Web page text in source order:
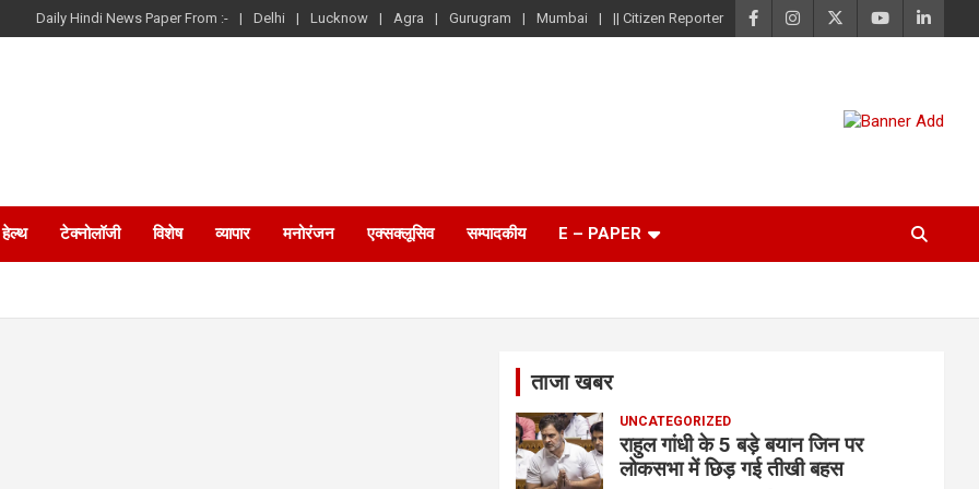
Daily Hindi News Paper From :- Delhi Lucknow Agra Gurugram Mumbai || Citizen Reporter
हेल्थ टेक्नोलॉजी विशेष व्यापार मनोरंजन एक्सक्लूसिव सम्पादकीय E – PAPER
ताजा खबर
UNCATEGORIZED
राहुल गांधी के 5 बड़े बयान जिन पर
लोकसभा में छिड़ गई तीखी बहस